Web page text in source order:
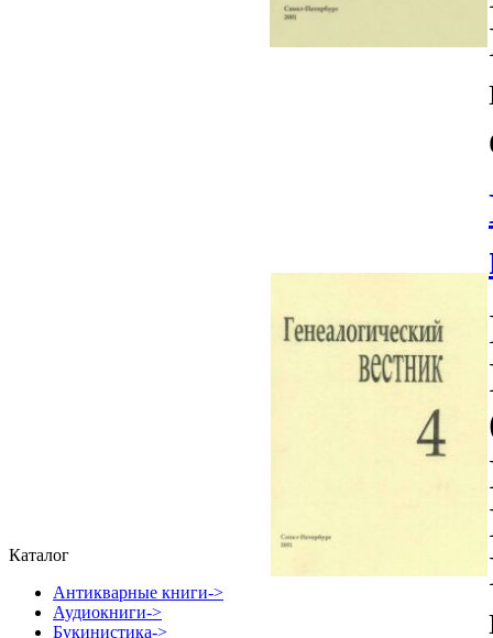
Каталог
Антикварные книги->
Аудиокниги->
Букинистика->